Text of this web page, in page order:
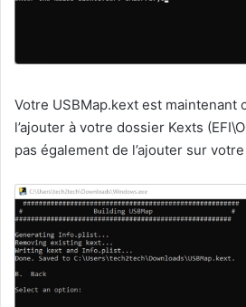
Votre USBMap.kext est maintenant
l’ajouter à votre dossier Kexts
pas également de l’ajouter sur